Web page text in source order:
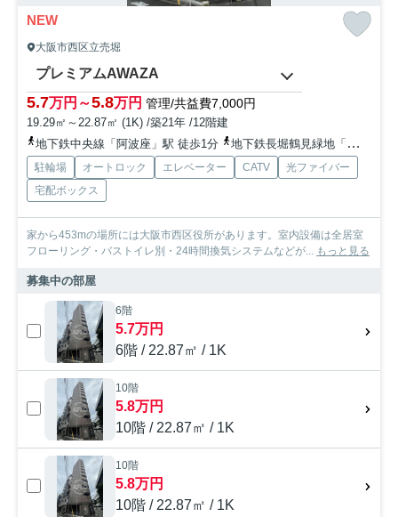
NEW
大阪市西区立売堀
プレミアムAWAZA
5.7万円～5.8万円 管理/共益費7,000円
19.29㎡～22.87㎡ (1K) /築21年 /12階建
地下鉄中央線「阿波座」駅 徒歩1分
地下鉄長堀鶴見緑地「西長堀」駅 徒歩6分
駐輪場 オートロック エレベーター CATV
光ファイバー
宅配ボックス
家から453mの場所には大阪市西区役所があります。室内設備は全居室
フローリング・バストイレ別・24時間換気システムなどが...
もっと見る
募集中の部屋
6階
5.7万円
6階 / 22.87㎡ / 1K
10階
5.8万円
10階 / 22.87㎡ / 1K
10階
5.8万円
10階 / 22.87㎡ / 1K